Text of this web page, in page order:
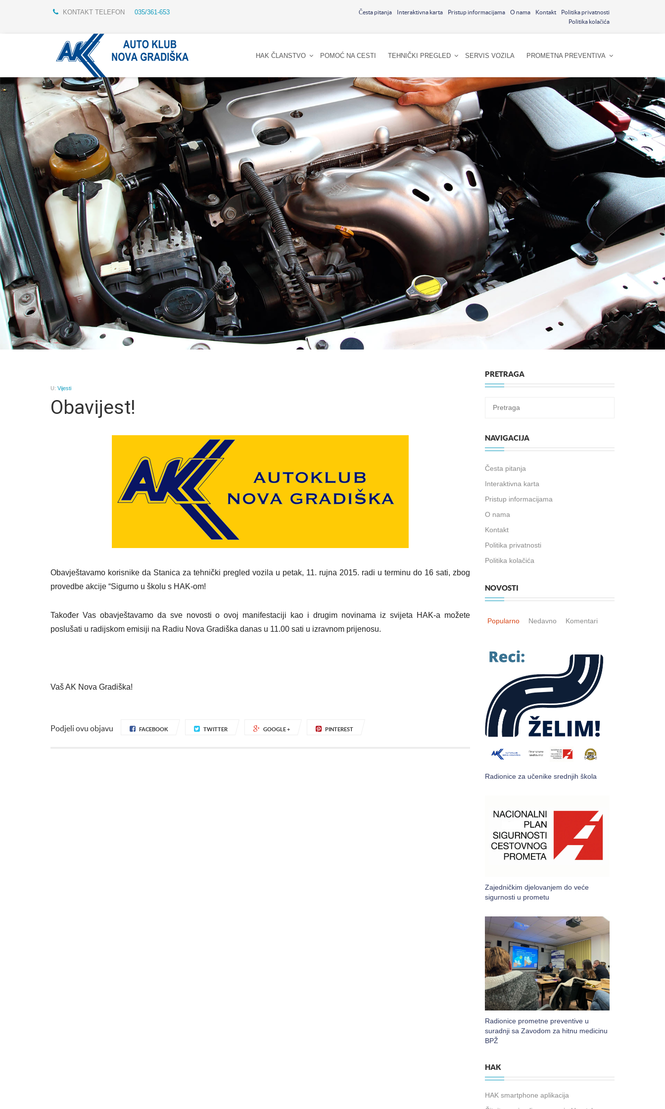
KONTAKT TELEFON 035/361-653 Česta pitanja Interaktivna karta Pristup informacijama O nama Kontakt
Politika privatnosti
Politika kolačića
HAK ČLANSTVO POMOĆ NA CESTI TEHNIČKI PREGLED SERVIS VOZILA PROMETNA PREVENTIVA
U: Vijesti
Obavijest!
Obavještavamo korisnike da Stanica za tehnički pregled vozila u petak, 11. rujna 2015. radi u terminu do 16 sati, zbog
provedbe akcije “Sigurno u školu s HAK-om!
Također Vas obavještavamo da sve novosti o ovoj manifestaciji kao i drugim novinama iz svijeta HAK-a možete
poslušati u radijskom emisiji na Radiu Nova Gradiška danas u 11.00 sati u izravnom prijenosu.
Vaš AK Nova Gradiška!
Podjeli ovu objavu FACEBOOK TWITTER GOOGLE + PINTEREST
PRETRAGA
NAVIGACIJA
Česta pitanja
Interaktivna karta
Pristup informacijama
O nama
Kontakt
Politika privatnosti
Politika kolačića
NOVOSTI
Popularno Nedavno Komentari
Radionice za učenike srednjih škola
Zajedničkim djelovanjem do veće
sigurnosti u prometu
Radionice prometne preventive u
suradnji sa Zavodom za hitnu medicinu
BPŽ
HAK
HAK smartphone aplikacija